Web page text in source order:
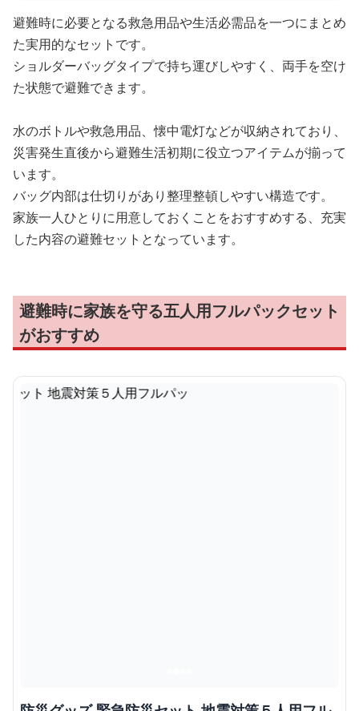
避難時に必要となる救急用品や生活必需品を一つにまとめ
た実用的なセットです。
ショルダーバッグタイプで持ち運びしやすく、両手を空け
た状態で避難できます。
水のボトルや救急用品、懐中電灯などが収納されており、
災害発生直後から避難生活初期に役立つアイテムが揃って
います。
バッグ内部は仕切りがあり整理整頓しやすい構造です。
家族一人ひとりに用意しておくことをおすすめする、充実
した内容の避難セットとなっています。
避難時に家族を守る五人用フルパックセット
がおすすめ